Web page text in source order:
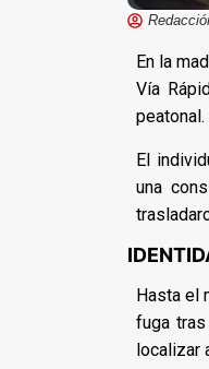
En la
Vía
peatonal.
El
una
Hasta el
fuga
localizar